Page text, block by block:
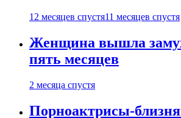
12 месяцев спустя11 месяцев спустя
Женщина вышла
пять месяцев
2 месяца спустя
Порноактрисы-